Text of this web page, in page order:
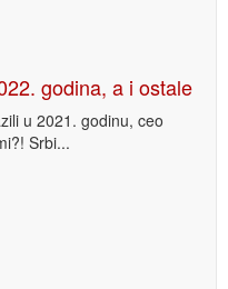
godina, a i ostale
u 2021. godinu, ceo
Srbi...